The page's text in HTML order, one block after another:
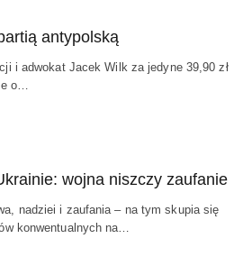
antypolską
i adwokat Jacek Wilk za jedyne 39,90 zł
o…
wojna niszczy zaufanie
nadziei i zaufania – na tym skupia się
konwentualnych na…